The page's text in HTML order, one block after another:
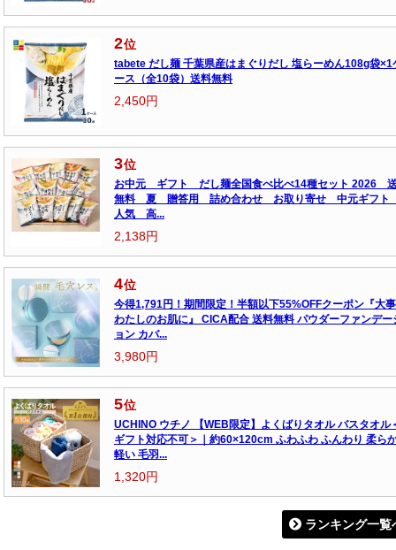
2位
tabete だし麺 千葉県産はまぐりだし 塩らーめん108g袋×1
ース（全10袋）送料無料
2,450円
3位
お中元 ギフト だし麺全国食べ比べ14種セット 2026
無料 夏 贈答用 詰め合わせ お取り寄せ 中元ギフ
人気 高...
2,138円
4位
今得1,791円！期間限定！半額以下55%OFFクーポン『大
わたしのお肌に』 CICA配合 送料無料 パウダーファンデー
ョン カバ...
3,980円
5位
UCHINO ウチノ 【WEB限定】よくばりタオル バスタオル
ギフト対応不可＞｜約60×120cm ふわふわ ふんわり 柔ら
軽い 毛羽...
1,320円
ランキング一覧